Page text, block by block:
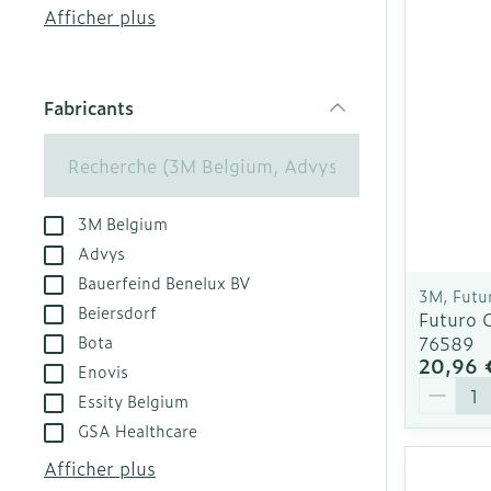
Pieds secs,
hommes
Soins du
Accessoires
Seringues
Solution
Aiguilles
Crème, gel
Système
Muscles et
Infections
Afficher plus
Fabricants
filter
3M Belgium
Advys
Bauerfeind Benelux BV
Beiersdorf
Bota
Enovis
Essity Belgium
GSA Healthcare
Afficher plus
3M,
Futuro
76589
20,96
Quantité